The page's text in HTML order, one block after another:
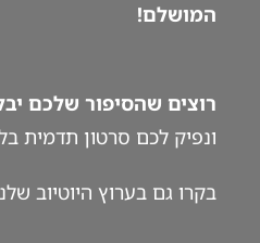
המושלם!
רוצים שהסיפור שלכם
ונפיק לכם סרטון תדמית
בקרו גם בערוץ היוטיוב